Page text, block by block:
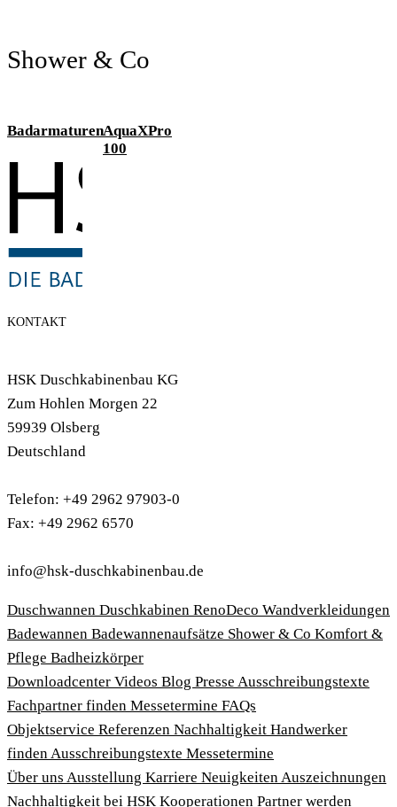
Shower & Co
BadarmaturenAquaXPro
100
KONTAKT
HSK Duschkabinenbau KG
Zum Hohlen Morgen 22
59939 Olsberg
Deutschland
Telefon: +49 2962 97903-0
Fax: +49 2962 6570
info@hsk-duschkabinenbau.de
Duschwannen Duschkabinen RenoDeco Wandverkleidungen
Badewannen Badewannenaufsätze Shower & Co Komfort &
Pflege Badheizkörper
Download­center Videos Blog Presse Ausschreibungstexte
Fachpartner finden Messetermine FAQs
Objektservice Referenzen Nachhaltigkeit Handwerker
finden Ausschreibungstexte Messetermine
Über uns Ausstellung Karriere Neuigkeiten Auszeichnungen
Nachhaltigkeit bei HSK Kooperationen Partner werden